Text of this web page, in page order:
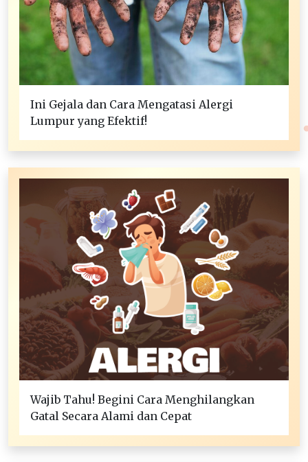
Ini Gejala dan Cara Mengatasi Alergi
Lumpur yang Efektif!
Wajib Tahu! Begini Cara Menghilangkan
Gatal Secara Alami dan Cepat